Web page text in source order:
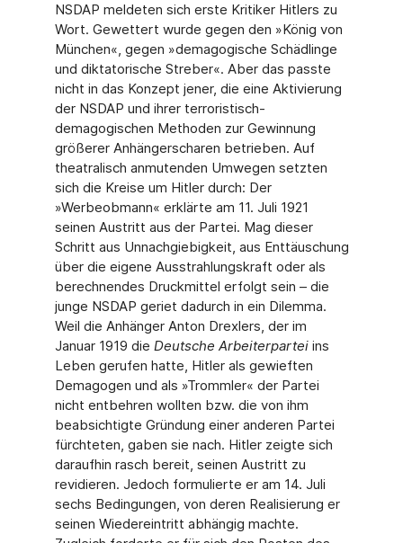
NSDAP meldeten sich erste Kritiker Hitlers zu
Wort. Gewettert wurde gegen den »König von
München«, gegen »demagogische Schädlinge
und diktatorische Streber«. Aber das passte
nicht in das Konzept jener, die eine Aktivierung
der NSDAP und ihrer terroristisch-
demagogischen Methoden zur Gewinnung
größerer Anhängerscharen betrieben. Auf
theatralisch anmutenden Umwegen setzten
sich die Kreise um Hitler durch: Der
»Werbeobmann« erklärte am 11. Juli 1921
seinen Austritt aus der Partei. Mag dieser
Schritt aus Unnachgiebigkeit, aus Enttäuschung
über die eigene Ausstrahlungskraft oder als
berechnendes Druckmittel erfolgt sein – die
junge NSDAP geriet dadurch in ein Dilemma.
Weil die Anhänger Anton Drexlers, der im
Januar 1919 die Deutsche Arbeiterpartei ins
Leben gerufen hatte, Hitler als gewieften
Demagogen und als »Trommler« der Partei
nicht entbehren wollten bzw. die von ihm
beabsichtigte Gründung einer anderen Partei
fürchteten, gaben sie nach. Hitler zeigte sich
daraufhin rasch bereit, seinen Austritt zu
revidieren. Jedoch formulierte er am 14. Juli
sechs Bedingungen, von deren Realisierung er
seinen Wiedereintritt abhängig machte.